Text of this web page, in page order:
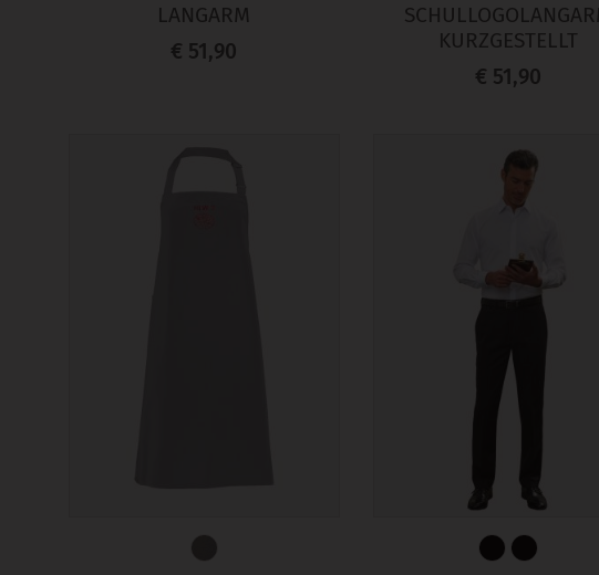
LANGARM
€ 51,90
KURZGESTELLT
€ 51,90